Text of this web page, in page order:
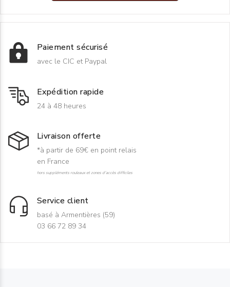
Paiement sécurisé
avec le CIC et Paypal
Expédition rapide
24 à 48 heures
Livraison offerte
*à partir de 69€ en point relais
en France
hors suppléments rouleaux et zones d'accès difficiles
Service client
basé à Armentières (59)
03 66 72 89 34